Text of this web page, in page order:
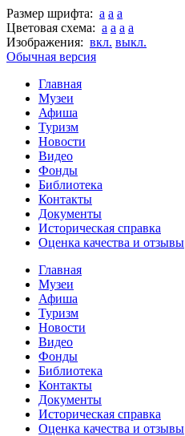
Размер шрифта: a a a
Цветовая схема: a a a a
Изображения: вкл. выкл.
Обычная версия
Главная
Музеи
Афиша
Туризм
Новости
Видео
Фонды
Библиотека
Контакты
Документы
Историческая справка
Оценка качества и отзывы
Главная
Музеи
Афиша
Туризм
Новости
Видео
Фонды
Библиотека
Контакты
Документы
Историческая справка
Оценка качества и отзывы